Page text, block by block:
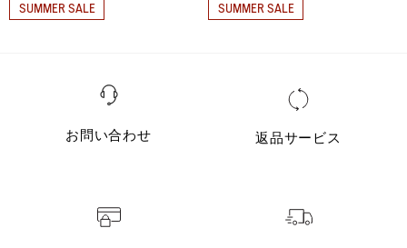
SUMMER SALE SUMMER SALE
お問い合わせ 返品サービス